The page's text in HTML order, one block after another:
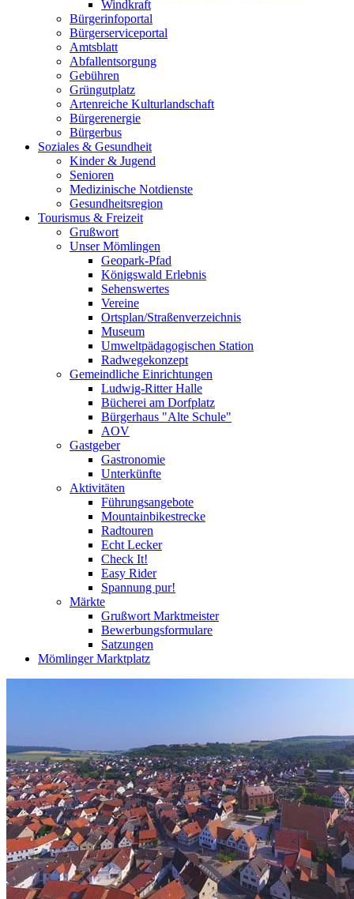
Windkraft
Bürgerinfoportal
Bürgerserviceportal
Amtsblatt
Abfallentsorgung
Gebühren
Grüngutplatz
Artenreiche Kulturlandschaft
Bürgerenergie
Bürgerbus
Soziales & Gesundheit
Kinder & Jugend
Senioren
Medizinische Notdienste
Gesundheitsregion
Tourismus & Freizeit
Grußwort
Unser Mömlingen
Geopark-Pfad
Königswald Erlebnis
Sehenswertes
Vereine
Ortsplan/Straßenverzeichnis
Museum
Umweltpädagogischen Station
Radwegekonzept
Gemeindliche Einrichtungen
Ludwig-Ritter Halle
Bücherei am Dorfplatz
Bürgerhaus "Alte Schule"
AOV
Gastgeber
Gastronomie
Unterkünfte
Aktivitäten
Führungsangebote
Mountainbikestrecke
Radtouren
Echt Lecker
Check It!
Easy Rider
Spannung pur!
Märkte
Grußwort Marktmeister
Bewerbungsformulare
Satzungen
Mömlinger Marktplatz